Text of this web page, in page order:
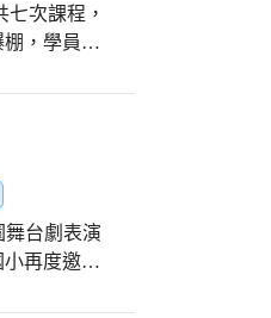
次課程，
，學員們
辛苦的付
，可惜無
謝謝學校
最帥的冠軍
舞台劇表演
再度邀請